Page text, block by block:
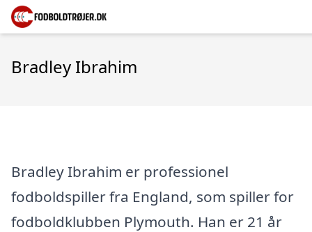
Bradley Ibrahim
Bradley Ibrahim er professionel
fodboldspiller fra England, som spiller for
fodboldklubben Plymouth. Han er 21 år